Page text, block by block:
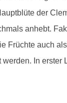
der
anhebt.
Früchte auch
In